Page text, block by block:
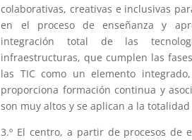
colaborativas, creativas e inclusivas
en el proceso de enseñanza y
integración total de las
infraestructuras, que cumplen las
las TIC como un elemento
proporciona formación continua y
son muy altos y se aplican a la
3.º El centro, a partir de procesos de